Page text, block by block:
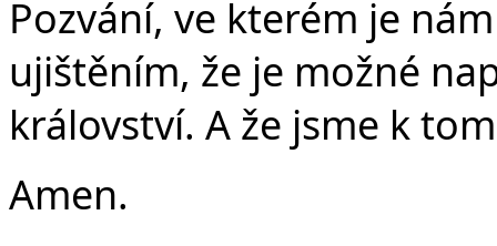
Pozvání, ve kterém je
ujištěním, že je možné
království. A že jsme k
Amen.